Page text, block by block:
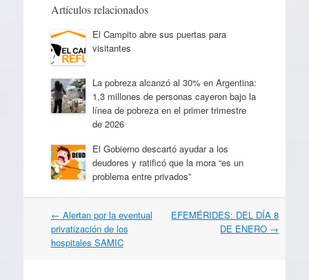
Artículos relacionados
El Campito abre sus puertas para
visitantes
La pobreza alcanzó al 30% en Argentina:
1,3 millones de personas cayeron bajo la
línea de pobreza en el primer trimestre
de 2026
El Gobierno descartó ayudar a los
deudores y ratificó que la mora “es un
problema entre privados”
Navegación
por
artículos
← Alertan por la eventual
privatización de los
hospitales SAMIC
EFEMÉRIDES: DEL DÍA 8
DE ENERO →